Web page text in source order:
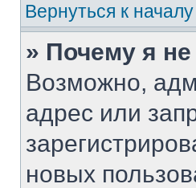
Вернуться к началу
» Почему я не
Возможно,
адрес или
новых